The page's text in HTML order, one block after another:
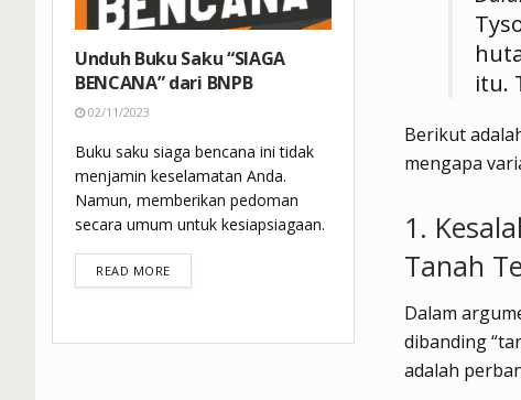
itu.
Berikut
mengapa
1.
Tanah
Dalam
dibanding
adalah
Unduh Buku Saku “SIAGA
BENCANA” dari BNPB
02/11/2023
Buku saku siaga bencana ini tidak
menjamin keselamatan Anda.
Namun, memberikan pedoman
secara umum untuk kesiapsiagaan.
READ MOREDETAILS